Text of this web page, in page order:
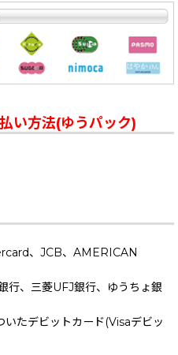
い方法(ゆうパック)
、JCB、AMERICAN
行、三菱UFJ銀行、ゆうちょ銀
いたデビットカード(Visaデビッ